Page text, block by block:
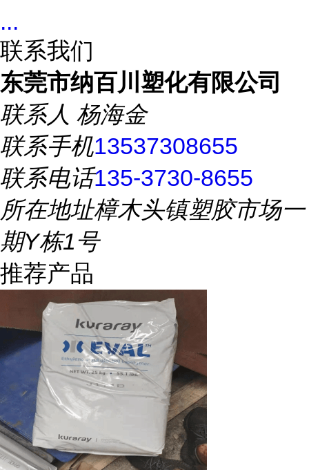
...
联系我们
东莞市纳百川塑化有限公司
联系人 杨海金
联系手机13537308655
联系电话135-3730-8655
所在地址樟木头镇塑胶市场一
期Y栋1号
推荐产品